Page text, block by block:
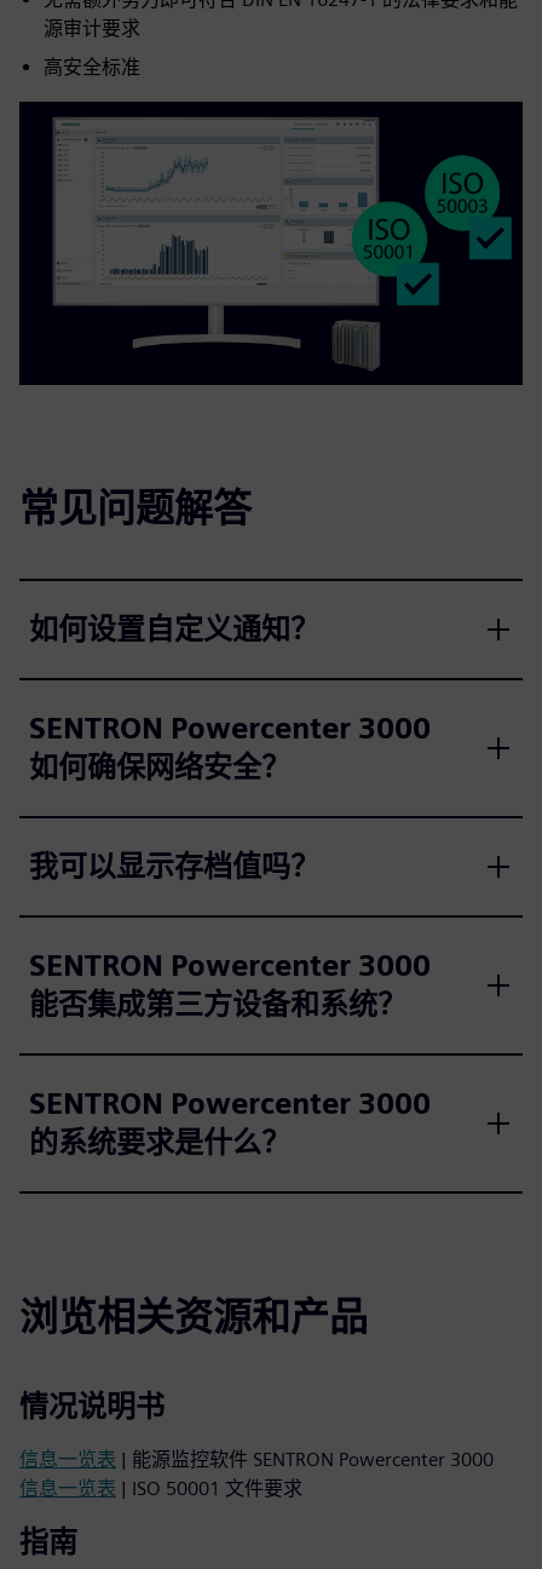
源审计要求
高安全标准
常见问题解答
如何设置自定义通知？
SENTRON Powercenter 3000
如何确保网络安全？
我可以显示存档值吗？
SENTRON Powercenter 3000
能否集成第三方设备和系统？
SENTRON Powercenter 3000
的系统要求是什么？
浏览相关资源和产品
情况说明书
信息一览表 | 能源监控软件 SENTRON Powercenter 3000
信息一览表 | ISO 50001 文件要求
指南